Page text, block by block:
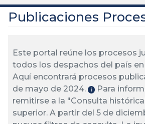
Publicaciones
Este portal reúne los procesos
todos los despachos del país
Aquí encontrará procesos
de mayo de 2024.
ℹ️
Para
remitirse a la "Consulta
superior. A partir del 5 de